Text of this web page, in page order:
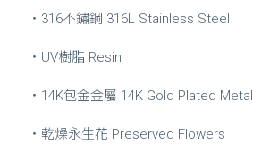
・316不鏽鋼 316L Stainless Steel
・UV樹脂 Resin
・14K包金金屬 14K Gold Plated Metal
・乾燥永生花 Preserved Flowers